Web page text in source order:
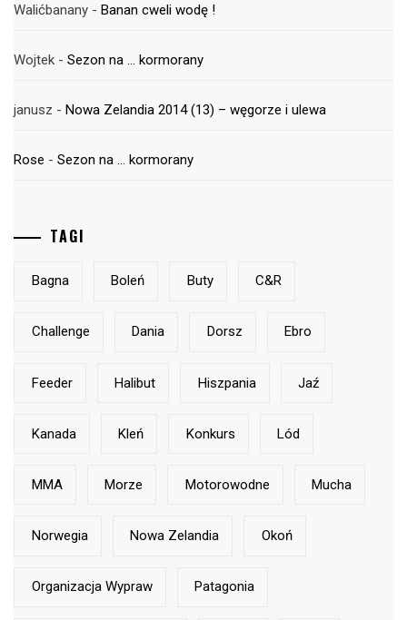
Walićbanany - Banan cweli wodę !
Wojtek - Sezon na … kormorany
janusz - Nowa Zelandia 2014 (13) – węgorze i ulewa
Rose - Sezon na … kormorany
TAGI
Bagna Boleń Buty C&r
Challenge Dania Dorsz Ebro
Feeder Halibut Hiszpania Jaź
Kanada Kleń Konkurs Lód
MMA Morze Motorowodne Mucha
Norwegia Nowa Zelandia Okoń
Organizacja Wypraw Patagonia